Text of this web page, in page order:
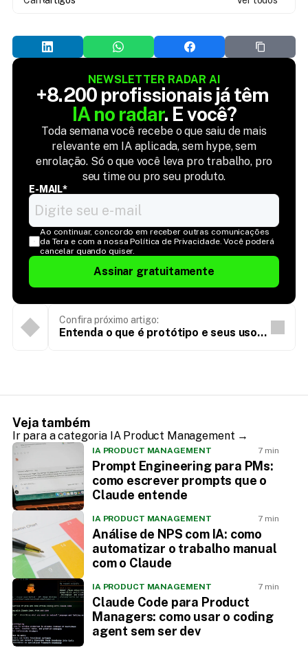
NEWSLETTER RADAR AI
IA no radar. E você?
Toda semana você recebe o que saiu de mais
relevante em IA aplicada, sem hype, sem
enrolação. Só o que você leva pro trabalho, pro
seu time ou pro seu produto.
E-MAIL*
Ao continuar, concordo em receber outras comunicações
da Tera e com a nossa Política de Privacidade. Você poderá
cancelar quando quiser.
Assinar gratuitamente
Confira próximo artigo:
Entenda o que é protótipo e seus usos
Veja também
Ir para a categoria IA Product Management →
IA PRODUCT MANAGEMENT 7 min
Prompt Engineering para PMs:
como escrever prompts que o
Claude entende
IA PRODUCT MANAGEMENT 7 min
Análise de NPS com IA: como
automatizar o trabalho manual
com o Claude
IA PRODUCT MANAGEMENT 7 min
Claude Code para Product
Managers: como usar o coding
agent sem ser dev